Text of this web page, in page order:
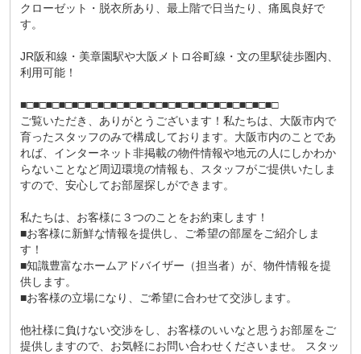
クローゼット・脱衣所あり、最上階で日当たり、痛風良好で
す。
JR阪和線・美章園駅や大阪メトロ谷町線・文の里駅徒歩圏内、
利用可能！
■□■□■□■□■□■□■□■□■□■□■□■□■□■□■□■□■□■□■□■□
ご覧いただき、ありがとうございます！私たちは、大阪市内で
育ったスタッフのみで構成しております。大阪市内のことであ
れば、インターネット非掲載の物件情報や地元の人にしかわか
らないことなど周辺環境の情報も、スタッフがご提供いたしま
すので、安心してお部屋探しができます。
私たちは、お客様に３つのことをお約束します！
■お客様に新鮮な情報を提供し、ご希望の部屋をご紹介しま
す！
■知識豊富なホームアドバイザー（担当者）が、物件情報を提
供します。
■お客様の立場になり、ご希望に合わせて交渉します。
他社様に負けない交渉をし、お客様のいいなと思うお部屋をご
提供しますので、お気軽にお問い合わせくださいませ。 スタッ